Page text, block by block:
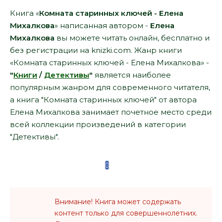
Книга «Комната старинных ключей - Елена
Михалкова» написанная автором - Елена
Михалкова вы можете читать онлайн, бесплатно и
без регистрации на knizki.com. Жанр книги
«Комната старинных ключей - Елена Михалкова» -
"Книги / Детективы" является наиболее
популярным жанром для современного читателя,
а книга "Комната старинных ключей" от автора
Елена Михалкова занимает почетное место среди
всей коллекции произведений в категории
"Детективы".
Внимание! Книга может содержать
контент только для совершеннолетних.